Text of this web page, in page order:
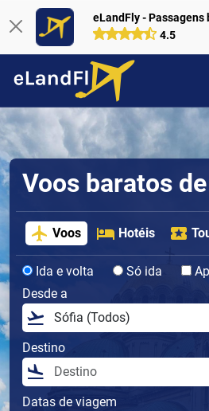
eLandFly - Passagens
4.5
Voos baratos
Voos Hotéis
Ida e volta Só ida
Desde a
Destino
Datas de viagem